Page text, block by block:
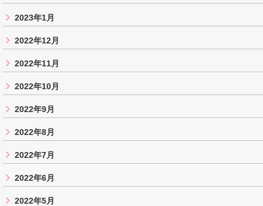
2023年1月
2022年12月
2022年11月
2022年10月
2022年9月
2022年8月
2022年7月
2022年6月
2022年5月